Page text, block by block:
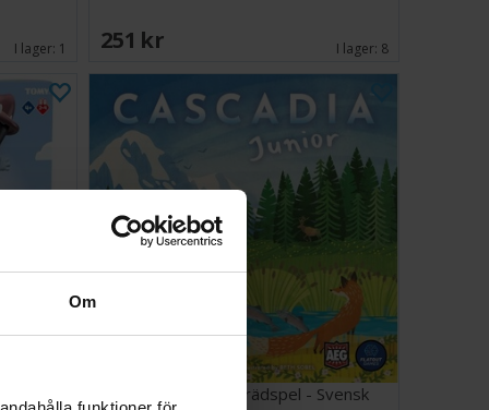
Om
I lager: 1 251 SEK I lager: 8
Cascadia Junior Brädspel - Svensk